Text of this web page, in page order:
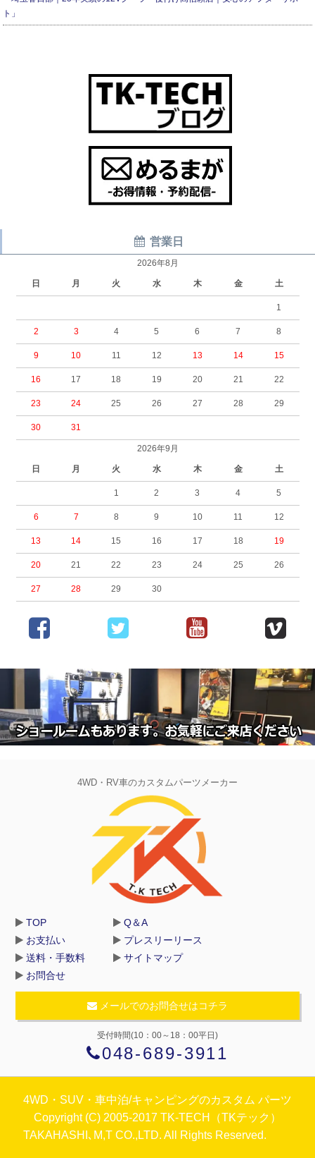
ト」
営業日
2026年8月
日 月 火 水 木 金 土
1
2 3 4 5 6 7 8
9 10 11 12 13 14 15
16 17 18 19 20 21 22
23 24 25 26 27 28 29
30 31
2026年9月
日 月 火 水 木 金 土
1 2 3 4 5
6 7 8 9 10 11 12
13 14 15 16 17 18 19
20 21 22 23 24 25 26
27 28 29 30
4WD・RV車のカスタムパーツメーカー
TOP
お支払い
送料・手数料
お問合せ
Q＆A
プレスリーリース
サイトマップ
メールでのお問合せはコチラ
受付時間(10：00～18：00平日)
048-689-3911
4WD・SUV・車中泊/キャンピングのカスタム パーツ
Copyright (C) 2005-2017 TK-TECH（TKテック）
TAKAHASHI､M,T CO.,LTD. All Rights Reserved.